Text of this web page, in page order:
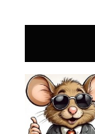
naar
inhoud